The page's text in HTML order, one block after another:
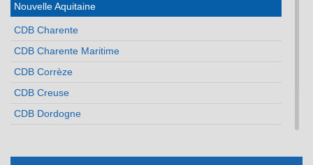
Nouvelle Aquitaine
CDB Charente
CDB Charente Maritime
CDB Corrèze
CDB Creuse
CDB Dordogne
CDB Landes